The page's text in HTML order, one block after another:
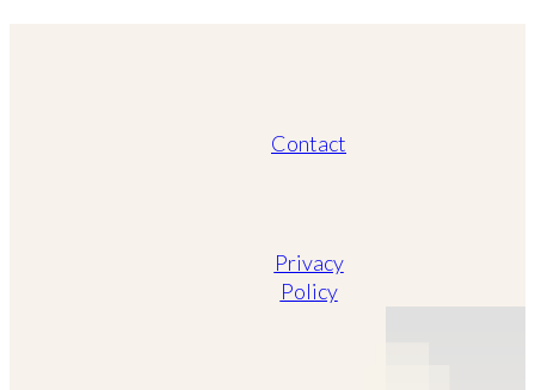
Contact
Privacy
Policy